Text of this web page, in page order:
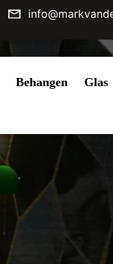
Behangen Glas